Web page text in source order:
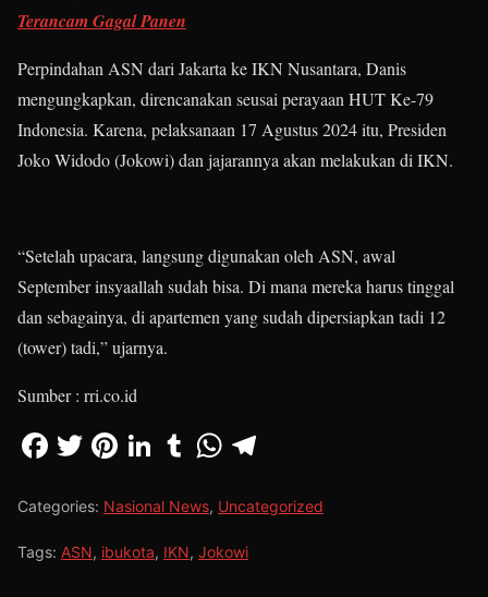
Terancam Gagal Panen
Perpindahan ASN dari Jakarta ke IKN Nusantara, Danis
mengungkapkan, direncanakan seusai perayaan HUT Ke-79
Indonesia. Karena, pelaksanaan 17 Agustus 2024 itu, Presiden
Joko Widodo (Jokowi) dan jajarannya akan melakukan di IKN.
“Setelah upacara, langsung digunakan oleh ASN, awal
September insyaallah sudah bisa. Di mana mereka harus tinggal
dan sebagainya, di apartemen yang sudah dipersiapkan tadi 12
(tower) tadi,” ujarnya.
Sumber : rri.co.id
Categories: Nasional News, Uncategorized
Tags: ASN, ibukota, IKN, Jokowi